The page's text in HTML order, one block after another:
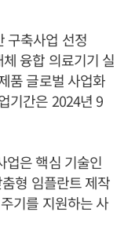
구축사업 선정
융합 의료기기 실
품 글로벌 사업화
기간은 2024년 9
업은 핵심 기술인
형 임플란트 제작
기를 지원하는 사